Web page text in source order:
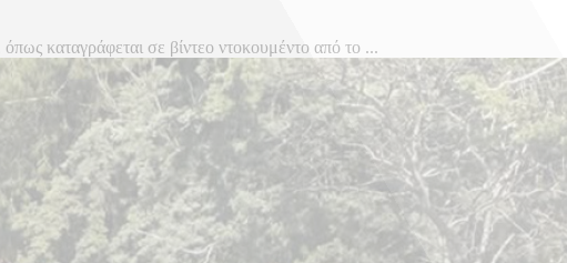
καταγράφεται σε βίντεο ντοκουμέντο από το ...